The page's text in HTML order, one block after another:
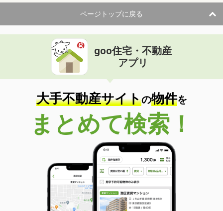
ページトップに戻る
goo住宅・不動産
アプリ
大手不動産サイトの物件を
まとめて検索！